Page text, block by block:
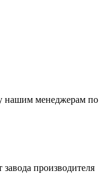
нашим менеджерам по
производителя